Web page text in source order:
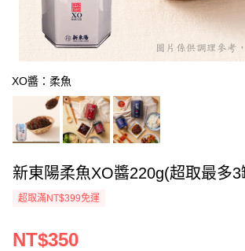
XO醬：柔魚
新東陽柔魚XO醬220g(超取最多3
超取滿NT$399免運
NT$350